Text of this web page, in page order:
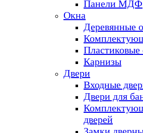
Панели МДФ
Окна
Деревянные
Пластиковые
Карнизы
Двери
Входные
Двери для
дверей